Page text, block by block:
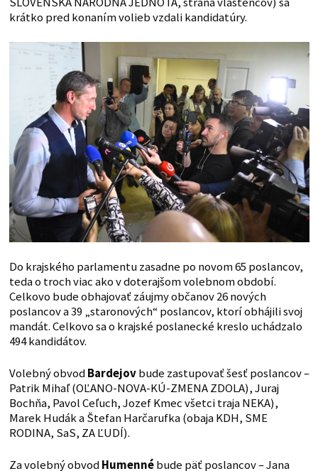
krátko pred konaním volieb vzdali kandidatúry.
Do krajského parlamentu zasadne po novom 65 poslancov,
teda o troch viac ako v doterajšom volebnom období.
Celkovo bude obhajovať záujmy občanov 26 nových
poslancov a 39 „staronových“ poslancov, ktorí obhájili svoj
mandát. Celkovo sa o krajské poslanecké kreslo uchádzalo
494 kandidátov.
Volebný obvodBardejovbude zastupovať šesť poslancov –
Patrik Mihaľ (OĽANO-NOVA-KÚ-ZMENA ZDOLA), Juraj
Bochňa, Pavol Ceľuch, Jozef Kmec všetci traja NEKA),
Marek Hudák a Štefan Harčarufka (obaja KDH, SME
RODINA, SaS, ZA ĽUDÍ).
Za volebný obvodHumennébude päť poslancov – Jana